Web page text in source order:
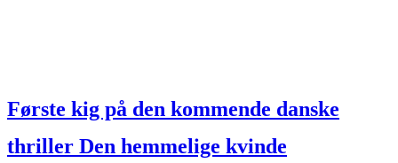
Første kig på den kommende danske
thriller Den hemmelige kvinde